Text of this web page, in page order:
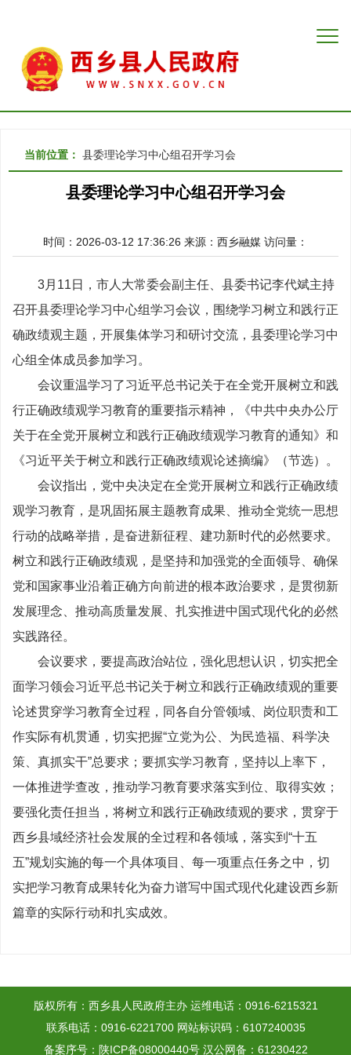
当前位置： 县委理论学习中心组召开学习会
县委理论学习中心组召开学习会
时间：2026-03-12 17:36:26 来源： 西乡融媒 访问量：
3月11日，市人大常委会副主任、县委书记李代斌主持
召开县委理论学习中心组学习会议，围绕学习树立和践行正
确政绩观主题，开展集体学习和研讨交流，县委理论学习中
心组全体成员参加学习。
会议重温学习了习近平总书记关于在全党开展树立和践
行正确政绩观学习教育的重要指示精神，《中共中央办公厅
关于在全党开展树立和践行正确政绩观学习教育的通知》和
《习近平关于树立和践行正确政绩观论述摘编》（节选）。
会议指出，党中央决定在全党开展树立和践行正确政绩
观学习教育，是巩固拓展主题教育成果、推动全党统一思想
行动的战略举措，是奋进新征程、建功新时代的必然要求。
树立和践行正确政绩观，是坚持和加强党的全面领导、确保
党和国家事业沿着正确方向前进的根本政治要求，是贯彻新
发展理念、推动高质量发展、扎实推进中国式现代化的必然
实践路径。
会议要求，要提高政治站位，强化思想认识，切实把全
面学习领会习近平总书记关于树立和践行正确政绩观的重要
论述贯穿学习教育全过程，同各自分管领域、岗位职责和工
作实际有机贯通，切实把握“立党为公、为民造福、科学决
策、真抓实干”总要求；要抓实学习教育，坚持以上率下，
一体推进学查改，推动学习教育要求落实到位、取得实效；
要强化责任担当，将树立和践行正确政绩观的要求，贯穿于
西乡县域经济社会发展的全过程和各领域，落实到“十五
五”规划实施的每一个具体项目、每一项重点任务之中，切
实把学习教育成果转化为奋力谱写中国式现代化建设西乡新
篇章的实际行动和扎实成效。
版权所有：西乡县人民政府主办 运维电话：0916-6215321
联系电话：0916-6221700 网站标识码：6107240035
备案序号：陕ICP备08000440号 汉公网备：61230422